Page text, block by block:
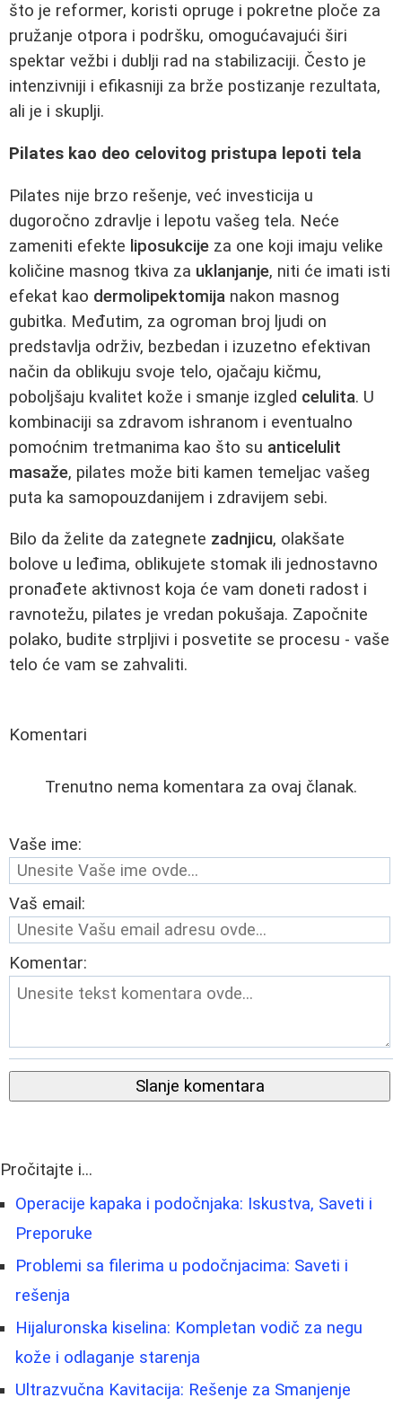
što je reformer, koristi opruge i pokretne ploče za
pružanje otpora i podršku, omogućavajući širi
spektar vežbi i dublji rad na stabilizaciji. Često je
intenzivniji i efikasniji za brže postizanje rezultata,
ali je i skuplji.
Pilates kao deo celovitog pristupa lepoti tela
Pilates nije brzo rešenje, već investicija u
dugoročno zdravlje i lepotu vašeg tela. Neće
zameniti efekte liposukcije za one koji imaju velike
količine masnog tkiva za uklanjanje, niti će imati isti
efekat kao dermolipektomija nakon masnog
gubitka. Međutim, za ogroman broj ljudi on
predstavlja održiv, bezbedan i izuzetno efektivan
način da oblikuju svoje telo, ojačaju kičmu,
poboljšaju kvalitet kože i smanje izgled celulita. U
kombinaciji sa zdravom ishranom i eventualno
pomoćnim tretmanima kao što su anticelulit
masaže, pilates može biti kamen temeljac vašeg
puta ka samopouzdanijem i zdravijem sebi.
Bilo da želite da zategnete zadnjicu, olakšate
bolove u leđima, oblikujete stomak ili jednostavno
pronađete aktivnost koja će vam doneti radost i
ravnotežu, pilates je vredan pokušaja. Započnite
polako, budite strpljivi i posvetite se procesu - vaše
telo će vam se zahvaliti.
Komentari
Trenutno nema komentara za ovaj članak.
Vaše ime:
Vaš email:
Komentar:
Slanje komentara
Pročitajte i...
Operacije kapaka i podočnjaka: Iskustva, Saveti i
Preporuke
Problemi sa filerima u podočnjacima: Saveti i
rešenja
Hijaluronska kiselina: Kompletan vodič za negu
kože i odlaganje starenja
Ultrazvučna Kavitacija: Rešenje za Smanjenje